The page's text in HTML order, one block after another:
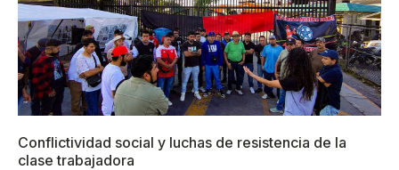
Conflictividad social y luchas de resistencia de la
clase trabajadora